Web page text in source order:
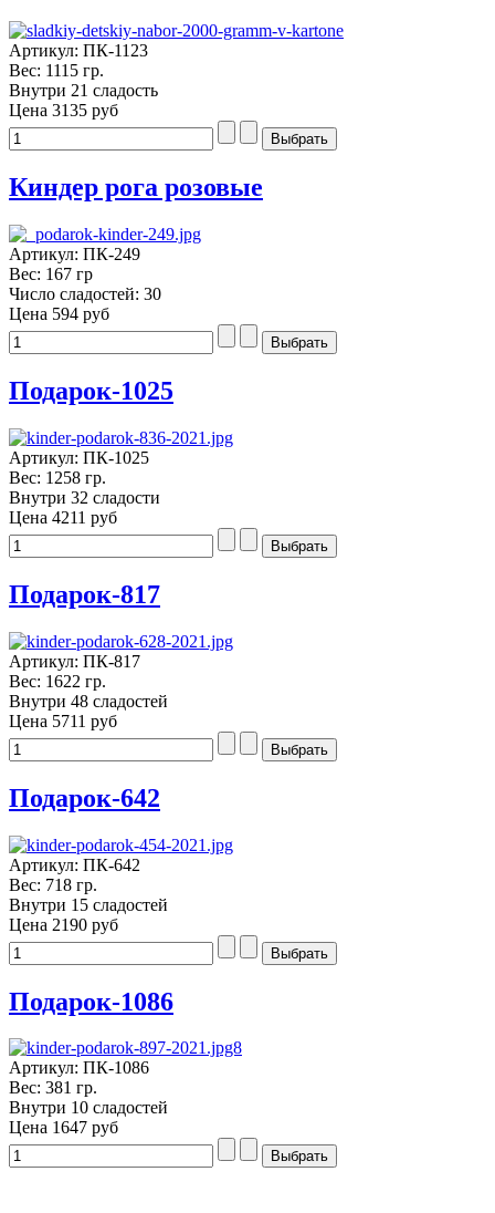
Артикул: ПК-1123
Вес: 1115 гр.
Внутри 21 сладость
Цена 3135 руб
Киндер рога розовые
Артикул: ПК-249
Вес: 167 гр
Число сладостей: 30
Цена 594 руб
Подарок-1025
Артикул: ПК-1025
Вес: 1258 гр.
Внутри 32 сладости
Цена 4211 руб
Подарок-817
Артикул: ПК-817
Вес: 1622 гр.
Внутри 48 сладостей
Цена 5711 руб
Подарок-642
Артикул: ПК-642
Вес: 718 гр.
Внутри 15 сладостей
Цена 2190 руб
Подарок-1086
Артикул: ПК-1086
Вес: 381 гр.
Внутри 10 сладостей
Цена 1647 руб